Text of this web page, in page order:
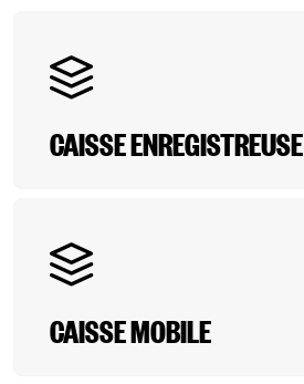
CAISSE ENREGISTREUSE
CAISSE MOBILE